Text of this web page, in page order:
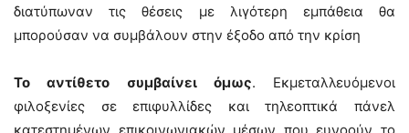
διατύπωναν τις θέσεις με λιγότερη εμπάθεια θα
μπορούσαν να συμβάλουν στην έξοδο από την κρίση
Το αντίθετο συμβαίνει όμως. Εκμεταλλευόμενοι
φιλοξενίες σε επιφυλλίδες και τηλεοπτικά πάνελ